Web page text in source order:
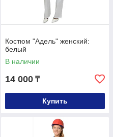
Костюм "Адель" женский:
белый
В наличии
14 000 ₸
Купить